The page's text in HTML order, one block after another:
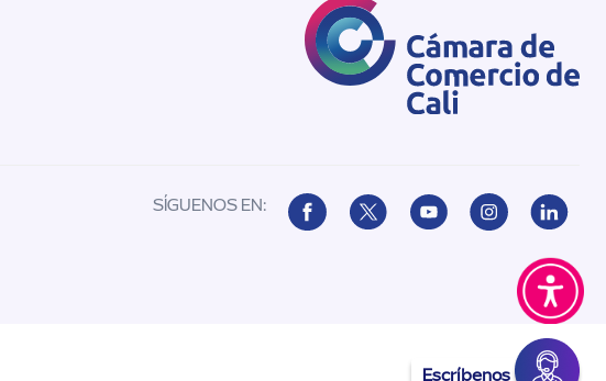
Escríbenos
SÍGUENOS EN: